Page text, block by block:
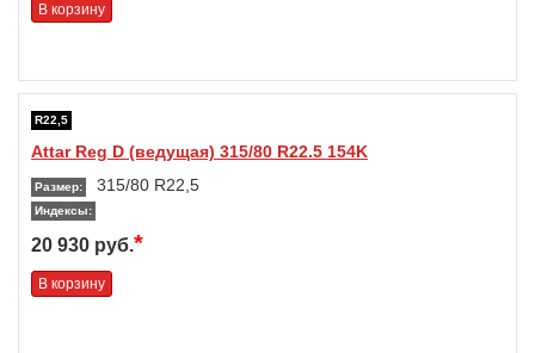
В корзину
R22,5
Attar Reg D (ведущая) 315/80 R22.5 154K
Размер: 315/80 R22,5
Индексы:
20 930 руб.*
В корзину